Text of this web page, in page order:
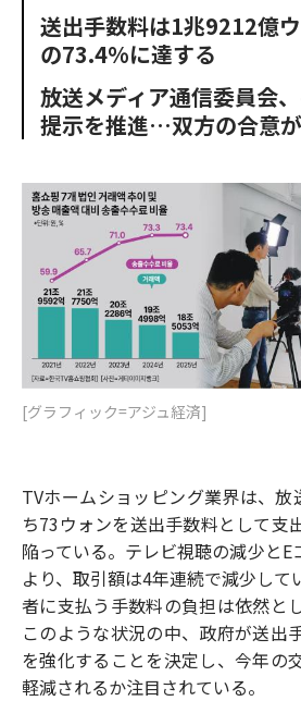
送出手数料は1兆9212億
の73.4%に達する
放送メディア通信委員会
提示を推進…双方の合意
[グラフィック=アジュ経済]
TVホームショッピング業界は、放
ち73ウォンを送出手数料として支
陥っている。テレビ視聴の減少とE
より、取引額は4年連続で減少して
者に支払う手数料の負担は依然と
このような状況の中、政府が送出
を強化することを決定し、今年の
軽減されるか注目されている。